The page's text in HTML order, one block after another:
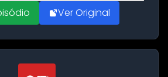
Ver Original